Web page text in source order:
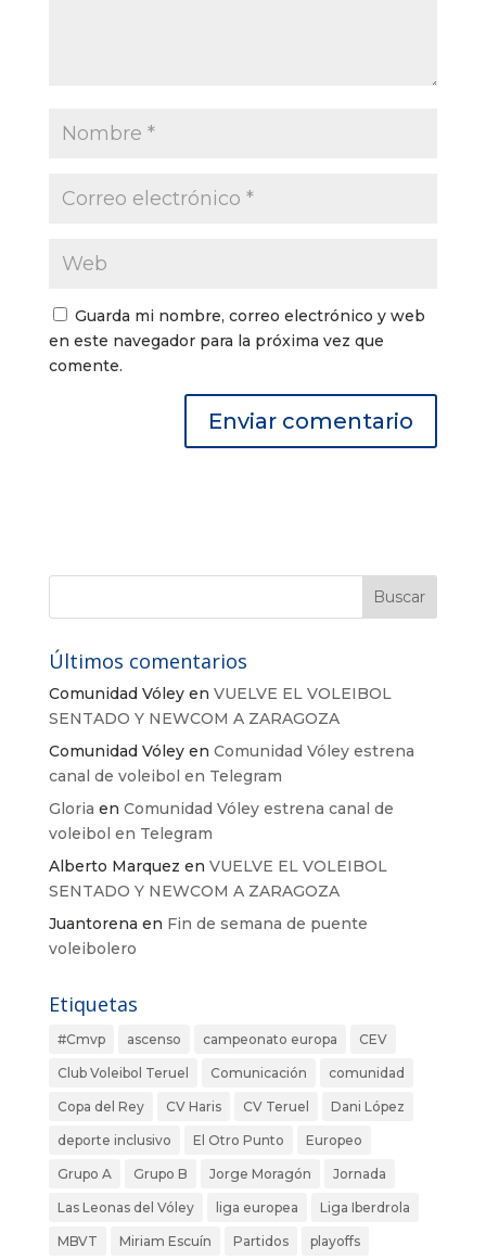
Guarda mi nombre, correo electrónico y web
en este navegador para la próxima vez que
comente.
Últimos comentarios
Comunidad Vóleyen VUELVE EL VOLEIBOL
SENTADO Y NEWCOM A ZARAGOZA
Comunidad Vóleyen Comunidad Vóley estrena
canal de voleibol en Telegram
Gloria en Comunidad Vóley estrena canal de
voleibol en Telegram
Alberto Marquez en VUELVE EL VOLEIBOL
SENTADO Y NEWCOM A ZARAGOZA
Juantorena en Fin de semana de puente
voleibolero
Etiquetas
#Cmvp ascenso campeonato europa CEV
Club Voleibol Teruel Comunicación comunidad
Copa del Rey CV Haris CV Teruel Dani López
deporte inclusivo El Otro Punto Europeo
Grupo A Grupo B Jorge Moragón Jornada
Las Leonas del Vóley liga europea Liga Iberdrola
MBVT Miriam Escuín Partidos playoffs